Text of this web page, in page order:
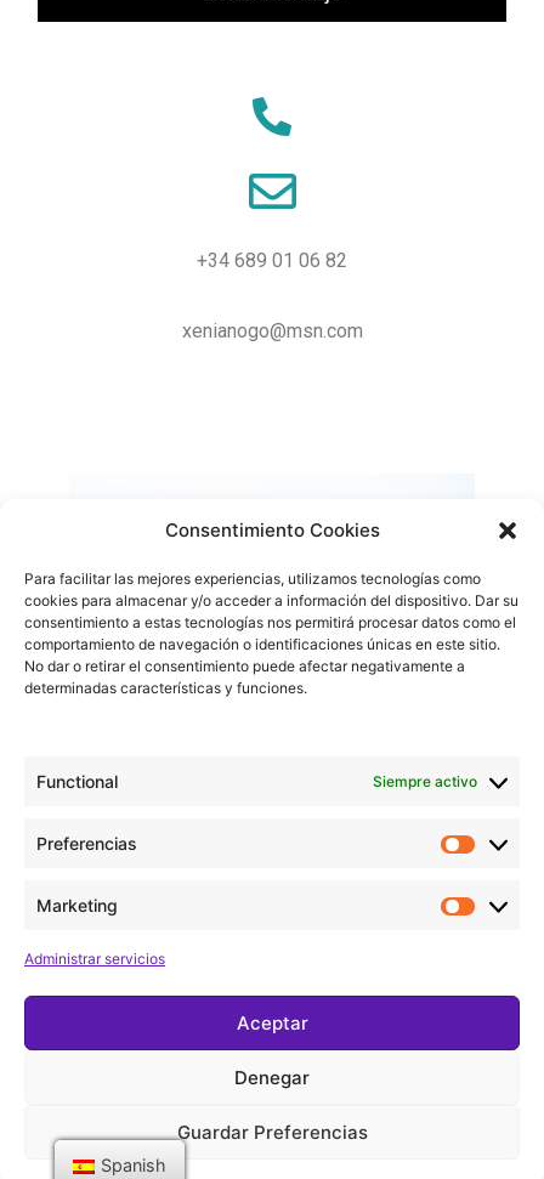
Consentimiento Cookies
Para facilitar las mejores experiencias, utilizamos tecnologías como
cookies para almacenar y/o acceder a información del dispositivo. Dar su
consentimiento a estas tecnologías nos permitirá procesar datos como el
comportamiento de navegación o identificaciones únicas en este sitio.
No dar o retirar el consentimiento puede afectar negativamente a
determinadas características y funciones.
Functional Siempre activo
Preferencias
Marketing
Administrar servicios
Aceptar
Denegar
Guardar Preferencias
+34 689 01 06 82
xenianogo@msn.com
© 2024 Xènia Nogué. All right reserved
Spanish